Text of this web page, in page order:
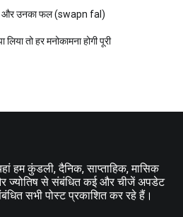
उनका फल (swapn fal)
तो हर मनोकामना होगी पूरी
हम कुंडली, दैनिक, साप्ताहिक, मासिक
ज्योतिष से संबंधित कई और चीजें अपडेट
सभी पोस्ट प्रकाशित कर रहे हैं।